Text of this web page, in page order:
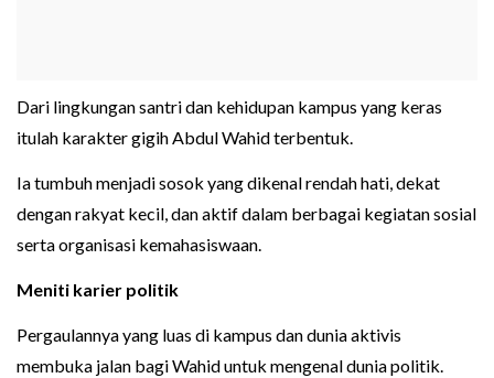
Dari lingkungan santri dan kehidupan kampus yang keras
itulah karakter gigih Abdul Wahid terbentuk.
Ia tumbuh menjadi sosok yang dikenal rendah hati, dekat
dengan rakyat kecil, dan aktif dalam berbagai kegiatan sosial
serta organisasi kemahasiswaan.
Meniti karier politik
Pergaulannya yang luas di kampus dan dunia aktivis
membuka jalan bagi Wahid untuk mengenal dunia politik.